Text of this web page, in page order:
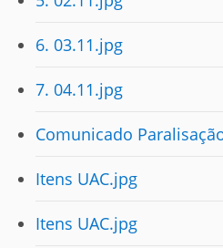
6. 03.11.jpg
7. 04.11.jpg
Comunicado
Itens UAC.jpg
Itens UAC.jpg